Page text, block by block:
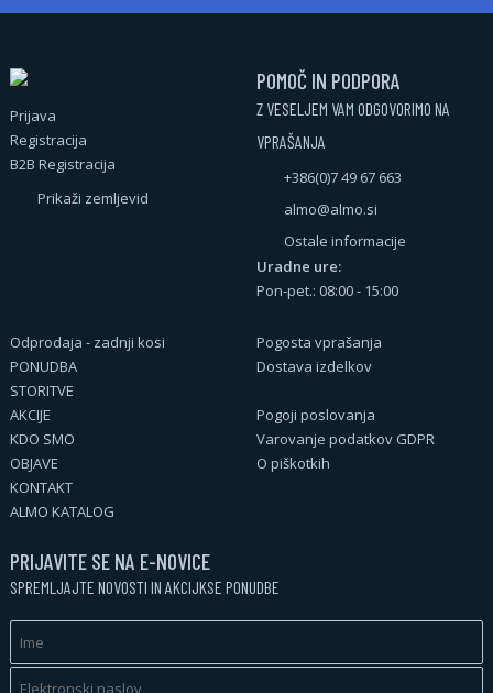
Prijava
Registracija
B2B Registracija
Prikaži zemljevid
POMOČ IN PODPORA
Z VESELJEM VAM ODGOVORIMO NA
VPRAŠANJA
+386(0)7 49 67 663
almo@almo.si
Ostale informacije
Uradne ure:
Pon-pet.: 08:00 - 15:00
Odprodaja - zadnji kosi
PONUDBA
STORITVE
AKCIJE
KDO SMO
OBJAVE
KONTAKT
ALMO KATALOG
Pogosta vprašanja
Dostava izdelkov
Pogoji poslovanja
Varovanje podatkov GDPR
O piškotkih
PRIJAVITE SE NA E-NOVICE
SPREMLJAJTE NOVOSTI IN AKCIJKSE PONUDBE